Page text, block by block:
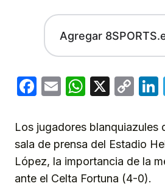
Agregar
Facebook
Email X
Los jugadores blanquiazules
sala de prensa del Estadio
López, la importancia de la
ante el Celta Fortuna (4-0).